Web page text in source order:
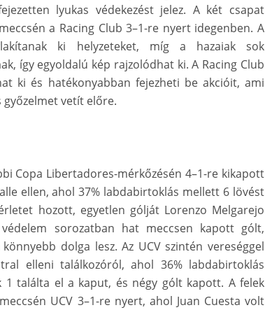
lyukas védekezést jelez. A két csapat
a Racing Club 3–1-re nyert idegenben. A
ki helyzeteket, míg a hazaiak sok
így egyoldalú kép rajzolódhat ki. A Racing Club
ki és hatékonyabban fejezheti be akcióit, ami
győzelmet vetít előre.
Copa Libertadores-mérkőzésén 4–1-re kikapott
ellen, ahol 37% labdabirtoklás mellett 6 lövést
hozott, egyetlen gólját Lorenzo Melgarejo
sorozatban hat meccsen kapott gólt,
dolga lesz. Az UCV szintén vereséggel
elleni találkozóról, ahol 36% labdabirtoklás
1 találta el a kaput, és négy gólt kapott. A felek
UCV 3–1-re nyert, ahol Juan Cuesta volt